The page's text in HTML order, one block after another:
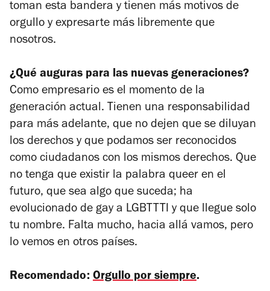
toman esta bandera y tienen más motivos de
orgullo y expresarte más libremente que
nosotros.
¿Qué auguras para las nuevas generaciones?
Como empresario es el momento de la
generación actual. Tienen una responsabilidad
para más adelante, que no dejen que se diluyan
los derechos y que podamos ser reconocidos
como ciudadanos con los mismos derechos. Que
no tenga que existir la palabra queer en el
futuro, que sea algo que suceda; ha
evolucionado de gay a LGBTTTI y que llegue solo
tu nombre. Falta mucho, hacia allá vamos, pero
lo vemos en otros países.
Recomendado: Orgullo por siempre.